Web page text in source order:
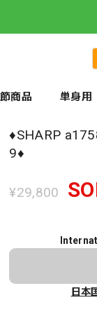
商品 単身用
♦️SHARP
9♦️
¥29,800
日本